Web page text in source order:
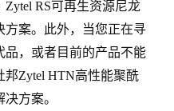
RS可再生资源尼龙
方案。此外，当您正在寻
品，或者目前的产品不能
邦Zytel HTN高性能聚酰
方案。